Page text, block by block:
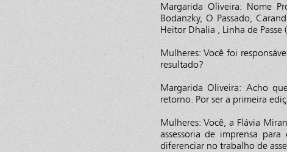
Margarida Oliveira: Nome
Bodanzky, O Passado,
Heitor Dhalia , Linha de
Mulheres: Você foi
resultado?
Margarida Oliveira: Acho
retorno. Por ser a primeira
Mulheres: Você, a Flávia
assessoria de imprensa
diferenciar no trabalho de